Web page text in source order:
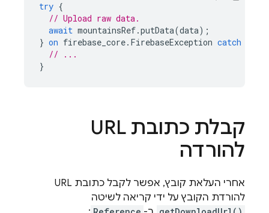
try {
// Upload raw data.
await mountainsRef.putData(data);
} on firebase_core. FirebaseException catch
// ...
}
קבלת כתובת URL
להורדה
אחרי העלאת קובץ, אפשר לקבל כתובת URL
להורדת הקובץ על ידי קריאה לשיטה